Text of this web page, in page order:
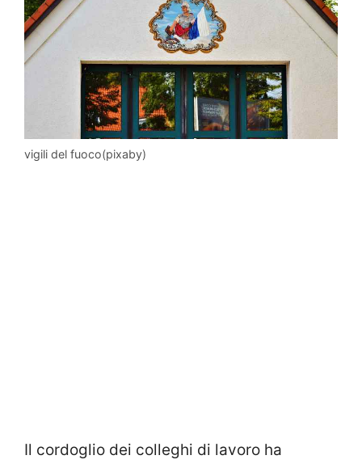
vigili del fuoco(pixaby)
Il cordoglio dei colleghi di lavoro ha